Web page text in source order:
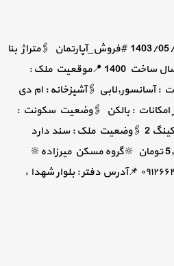
#فردیس_شاخه اصلی(شهدا) #کد_فایل_2281 📆تاریخ:1403/05/30 #فروش_آپارتمان 🖇متراژ بنا
112 🖇تعداد اتاق 2 🖇طبقه 5 🖇کل طبقات ساختمان 5 🖇سال ساخت 1400 📍موقعیت ملک :
🖇آشپزخانه : ام دی
امکانات : بالکن 🖇وضعیت سکونت :
تخلیه 🖇نوع و تعداد پارکینگ : پارکینگ اختصاصی,تعداد پارکینگ 2 🖇وضعیت ملک : سند دارد
🔺️مبلغ متری :52,600,000 تومان 🔻مبلغ کل :5,891,200,000 تومان 🔆گروه مسکن میرزاده🔆
🔅کارشناس : محمدامین جلال پور🔅 ☎️۳۶۵۰۲۰۳۳ 📞۰۹۱۲۶۶۴۵۴۵۱ 📌آدرس دفتر : بلوار شهدا ،